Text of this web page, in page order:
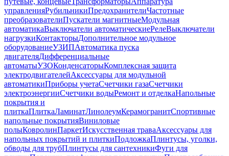
управленияРубильникиПредохранителиЧастотные
преобразователиПускатели магнитныеМодульная
автоматикаВыключатели автоматическиеРелеВыключатели
нагрузкиКонтакторыДополнительное модульное
оборудованиеУЗИПАвтоматика пуска
двигателяДифференциальные
автоматыУЗОКонденсаторыКомплексная защита
электродвигателейАксессуары для модульной
автоматикиПриборы учетаСчетчики газаСчетчики
электроэнергииСчетчики водыРемонт и отделкаНапольные
покрытия и
плиткаПлиткаЛаминатЛинолеумКерамогранитСпортивные
напольные покрытияВиниловые
полыКовролинПаркетИскусственная траваАксессуары для
напольных покрытий и плиткиПодложкаПлинтусы, уголки,
обводы для трубПлинтусы для сантехникиФуги для